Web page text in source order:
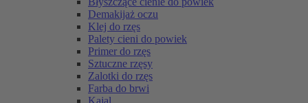
Demakijaż oczu
Klej do rzęs
Palety cieni do powiek
Primer do rzęs
Sztuczne rzęsy
Zalotki do rzęs
Farba do brwi
Kajal